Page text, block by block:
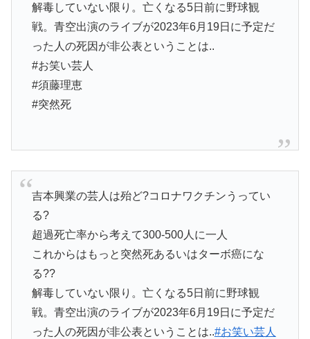
解毒していない限り。亡くなる5日前に野球観
戦。青空出演のライブが2023年6月19日に予定だ
った人の死因が非公表ということは..
#お笑い芸人
#須藤理恵
#突然死
吉本興業の芸人は殆ど?コロナワクチンうってい
る?
超過死亡率から考えて300-500人に一人
これからはもっと突然死あるいはターボ癌にな
る??
解毒していない限り。亡くなる5日前に野球観
戦。青空出演のライブが2023年6月19日に予定だ
った人の死因が非公表ということは..#お笑い芸人